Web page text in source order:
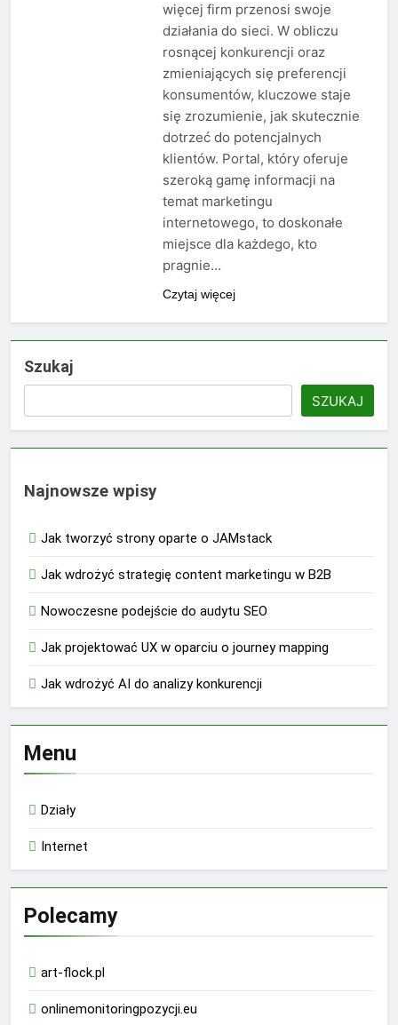
więcej firm przenosi swoje
działania do sieci. W obliczu
rosnącej konkurencji oraz
zmieniających się preferencji
konsumentów, kluczowe staje
się zrozumienie, jak skutecznie
dotrzeć do potencjalnych
klientów. Portal, który oferuje
szeroką gamę informacji na
temat marketingu
internetowego, to doskonałe
miejsce dla każdego, kto
pragnie…
Czytaj więcej
Szukaj
SZUKAJ
Najnowsze wpisy
Jak tworzyć strony oparte o JAMstack
Jak wdrożyć strategię content marketingu w B2B
Nowoczesne podejście do audytu SEO
Jak projektować UX w oparciu o journey mapping
Jak wdrożyć AI do analizy konkurencji
Menu
Działy
Internet
Polecamy
art-flock.pl
onlinemonitoringpozycji.eu